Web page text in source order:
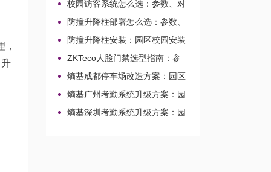
校园访客系统怎么选：参数、对
接与调试判断
防撞升降柱部署怎么选：参数、
接线与对接判断
防撞升降柱安装：园区校园安装
先看参数还是兼容
ZKTeco人脸门禁选型指南：参
数、接线
熵基成都停车场改造方案：园区
与校园出入口升级整合
熵基广州考勤系统升级方案：园
区校园场景的兼容改造路径
熵基深圳考勤系统升级方案：园